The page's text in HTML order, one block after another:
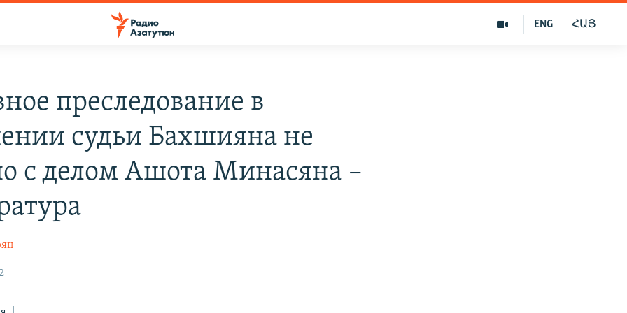
ՀԱՅ
ENG
преследование в
судьи Бахшияна не
с делом Ашота Минасяна –